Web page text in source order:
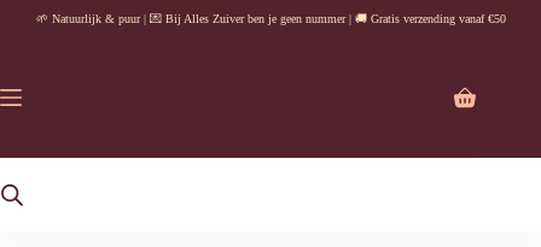
🌱 Natuurlijk & puur | 💌 Bij Alles Zuiver ben je geen nummer | 🚚 Gratis verzending vanaf €50